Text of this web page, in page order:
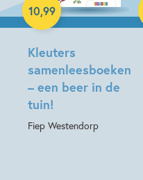
Kleuters
samenleesboeken
– een beer in de
tuin!
Fiep Westendorp
10,99
Hardcover